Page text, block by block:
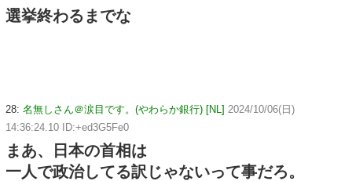
選挙終わるまでな
28: 名無しさん＠涙目です。(やわらか銀行) [NL] 2024/10/06(日)
14:36:24.10 ID:+ed3G5Fe0
まあ、日本の首相は
一人で政治してる訳じゃないって事だろ。